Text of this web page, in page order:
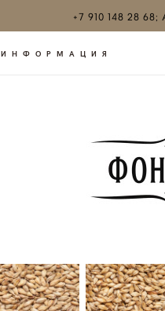
+7 910 148 28
ИНФОРМАЦИЯ